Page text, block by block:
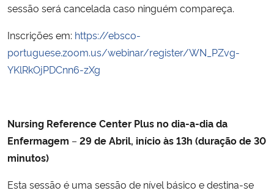
sessão será cancelada caso ninguém compareça.
Inscrições em: https://ebsco-
portuguese.zoom.us/webinar/register/WN_PZvg-
YKlRkOjPDCnn6-zXg
Nursing Reference Center Plus no dia-a-dia da
Enfermagem – 29 de Abril, início às 13h (duração de 30
minutos)
Esta sessão é uma sessão de nível básico e destina-se